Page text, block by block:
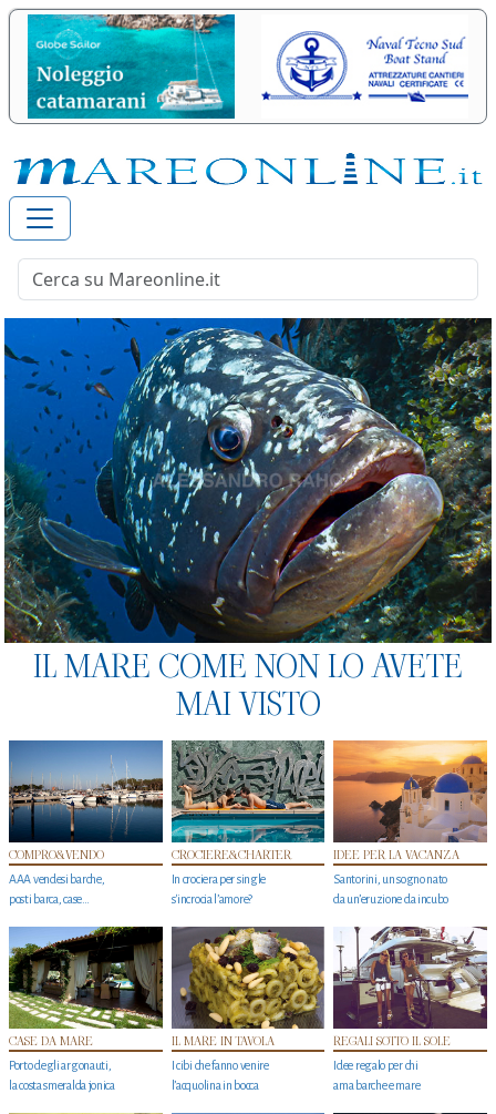
IL MARE COME NON LO AVETE
MAI VISTO
COMPRO&VENDO
AAA vendesi barche,
posti barca, case…
CROCIERE&CHARTER
In crociera per single
s'incrocia l’amore?
IDEE PER LA VACANZA
Santorini, un sogno nato
da un’eruzione da incubo
CASE DA MARE
Porto degli argonauti,
la costa smeralda jonica
IL MARE IN TAVOLA
I cibi che fanno venire
l’acquolina in bocca
REGALI SOTTO IL SOLE
Idee regalo per chi
ama barche e mare